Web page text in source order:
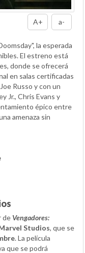
A+ a-
la esperada
El estreno está
donde se ofrecerá
en salas certificadas
Russo y con un
Jr., Chris Evans y
épico entre
amenaza sin
de Vengadores:
Studios, que se
. La película
que se podrá